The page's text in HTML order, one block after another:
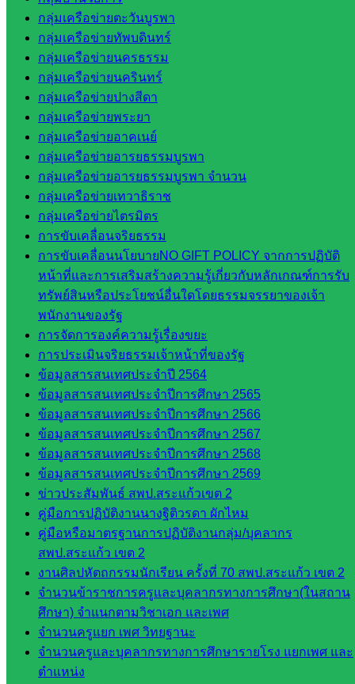
กลุ่มเครือข่ายตะวันบูรพา
กลุ่มเครือข่ายทัพบดินทร์
กลุ่มเครือข่ายนครธรรม
กลุ่มเครือข่ายนครินทร์
กลุ่มเครือข่ายปางสีดา
กลุ่มเครือข่ายพระยา
กลุ่มเครือข่ายอาคเนย์
กลุ่มเครือข่ายอารยธรรมบูรพา
กลุ่มเครือข่ายอารยธรรมบูรพา จำนวน
กลุ่มเครือข่ายเทวาธิราช
กลุ่มเครือข่ายไตรมิตร
การขับเคลื่อนจริยธรรม
การขับเคลื่อนนโยบายNO GIFT POLICY จากการปฏิบัติ
หน้าที่และการเสริมสร้างความรู้เกี่ยวกับหลักเกณฑ์การรับ
ทรัพย์สินหรือประโยชน์อื่นใดโดยธรรมจรรยาของเจ้า
พนักงานของรัฐ
การจัดการองค์ความรู้เรื่องขยะ
การประเมินจริยธรรมเจ้าหน้าที่ของรัฐ
ข้อมูลสารสนเทศประจำปี 2564
ข้อมูลสารสนเทศประจำปีการศึกษา 2565
ข้อมูลสารสนเทศประจำปีการศึกษา 2566
ข้อมูลสารสนเทศประจำปีการศึกษา 2567
ข้อมูลสารสนเทศประจำปีการศึกษา 2568
ข้อมูลสารสนเทศประจำปีการศึกษา 2569
ข่าวประสัมพันธ์ สพป.สระแก้วเขต 2
คู่มือการปฏิบัติงานนางฐิติวรดา ผักไหม
คู่มือหรือมาตรฐานการปฏิบัติงานกลุ่ม/บุคลากร
สพป.สระแก้ว เขต 2
งานศิลปหัตถกรรมนักเรียน ครั้งที่ 70 สพป.สระแก้ว เขต 2
จำนวนข้าราชการครูและบุคลากรทางการศึกษา(ในสถาน
ศึกษา) จำแนกตามวิชาเอก และเพศ
จำนวนครูแยก เพศ วิทยฐานะ
จำนวนครูและบุคลากรทางการศึกษารายโรง แยกเพศ และ
ตำแหน่ง
ศึกษาธิการ
จังหวัด
สระแก้ว
สำนักงาน
ส.ก.ส.ค.
จังหวัด
สระแก้ว
สพป.
สระแก้ว
เขต 1
สพป.สระแก้ว
เขต 2
โรงเรียน
ในสังกัด
สพป.สระแก้ว
เขต 1
โรงเรียน
ในสังกัด
สพป.สระแก้ว
เขต 2
วิทยาลัย
เทคนิค
สระแก้ว
วิทยาลัย
เทคนิค
วังน้ำเย็น
กศน.สระแก้ว
เว็บไซต์
กลุ่มงาน
สำนักงาน